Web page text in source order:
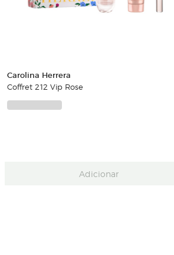
Carolina Herrera
Coffret 212 Vip Rose
Adicionar